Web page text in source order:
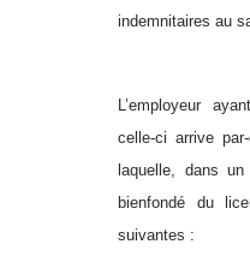
indemnitaires au
L’employeur
celle-ci arrive
laquelle, dans
bienfondé du
suivantes :